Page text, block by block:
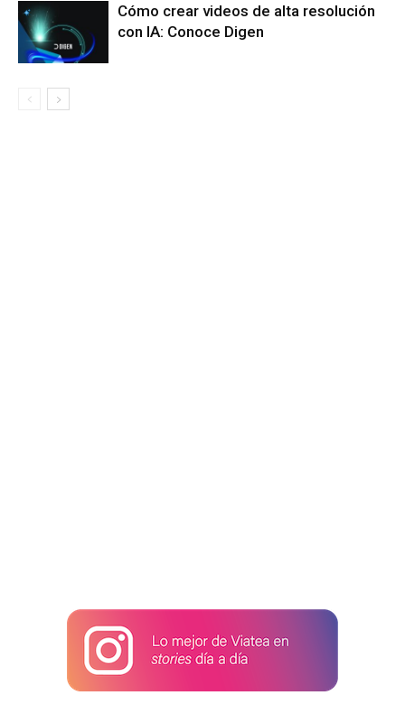
Cómo crear videos de alta resolución
con IA: Conoce Digen